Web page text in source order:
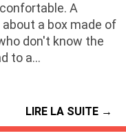
A
a box made ​​of
don't know the
to a…
LIRE LA SUITE →